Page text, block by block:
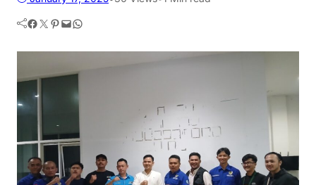
Facebook Twitter Pinterest Mail WhatsApp